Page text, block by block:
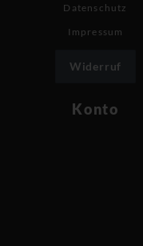
Datenschutz
Impressum
Widerruf
Konto